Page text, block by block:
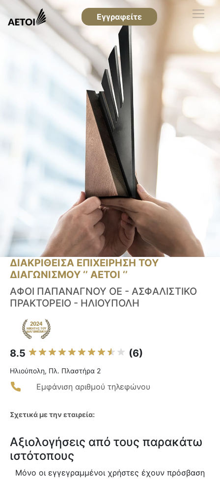
Εγγραφείτε
ΔΙΑΚΡΙΘΕΙΣΑ ΕΠΙΧΕΙΡΗΣΗ ΤΟΥ
ΔΙΑΓΩΝΙΣΜΟΥ ‘’ ΑΕΤΟΙ ‘’
ΑΦΟΙ ΠΑΠΑΝΑΓΝΟΥ ΟΕ - ΑΣΦΑΛΙΣΤΙΚΟ
ΠΡΑΚΤΟΡΕΙΟ - ΗΛΙΟΥΠΟΛΗ
8.5 (6)
Ηλιούπολη, Πλ. Πλαστήρα 2
Εμφάνιση αριθμού τηλεφώνου
Σχετικά με την εταιρεία:
Αξιολογήσεις από τους παρακάτω
ιστότοπους
Μόνο οι εγγεγραμμένοι χρήστες έχουν πρόσβαση